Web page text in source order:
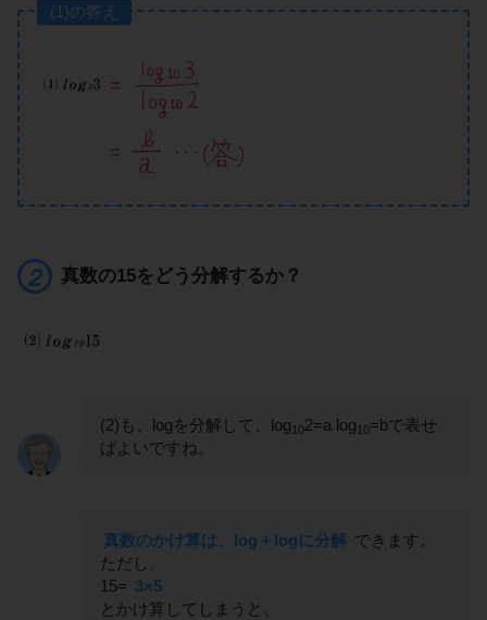
(1)の答え
真数の15をどう分解するか？
(2)も、logを分解して、log102=a log10=bで表せ
ばよいですね。
真数のかけ算は、log＋logに分解 できます。
ただし、
15= 3×5
とかけ算してしまうと、